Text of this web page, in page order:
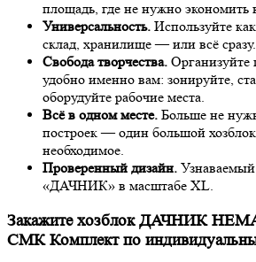
площадь, где не нужно экономить
Универсальность. Используйте
склад, хранилище — или всё сразу.
Свобода творчества. Организуйте
удобно именно вам: зонируйте,
оборудуйте рабочие места.
Всё в одном месте. Больше не
построек — один большой
необходимое.
Проверенный дизайн.
«ДАЧНИК» в масштабе XL.
Закажите хозблок ДАЧНИК
СМК Комплект по